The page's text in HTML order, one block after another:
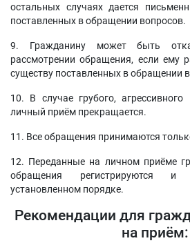
остальных случаях дается
поставленных в обращении вопросов.
9. Гражданину может быть
рассмотрении обращения, если ему
существу поставленных в обращении
10. В случае грубого,
личный приём прекращается.
11. Все обращения принимаются
12. Переданные на личном приёме
обращения регистрируются и
установленном порядке.
Рекомендации для
на приём: